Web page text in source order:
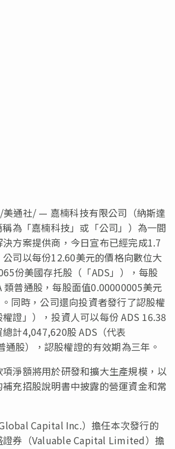
美通社/ — 嘉楠科技有限公司（納斯達
稱為「嘉楠科技 」 或 「公司 」 ） 為一間
方案提供商， 今日宣布已經完成1.7
司以每份12.60美元的價格向數位大
份美國存托股（ 「ADS 」 ），每股
類普通股，每股面值0.00000005美元
同時，公司還向投資者發行了認股權
權證 」 ），投資人可以每份 ADS 16.38
計4,047,620股 ADS（代表
通股），認股權證的有效期為三年。
淨額將用於研發和擴大生產規模，以
充招股說明書中披露的營運資金和常
Capital Inc.）擔任本次發行的
證券（Valuable Capital Limited）擔